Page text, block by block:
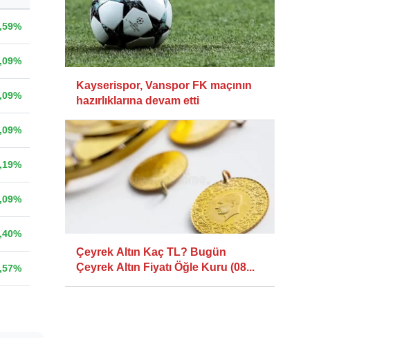
Kayserispor, Vanspor FK maçının
hazırlıklarına devam etti
Çeyrek Altın Kaç TL? Bugün
Çeyrek Altın Fiyatı Öğle Kuru (08...